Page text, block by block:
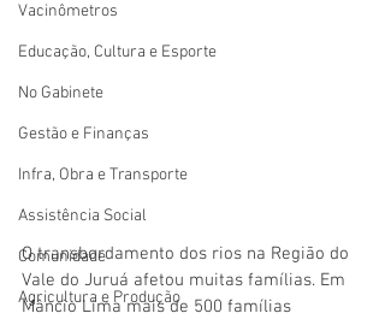
Vacinômetros
Educação, Cultura e Esporte
No Gabinete
Gestão e Finanças
Infra, Obra e Transporte
Assistência Social
Comunidade
Agricultura e Produção
O transbordamento dos rios na Região do
Vale do Juruá afetou muitas famílias. Em
Mâncio Lima mais de 500 famílias